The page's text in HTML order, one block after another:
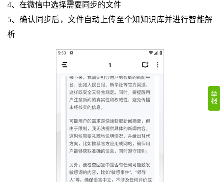
4、在微信中选择需要同步的文件
5、确认同步后，文件自动上传至个知知识库并进行智能解
析
举
报